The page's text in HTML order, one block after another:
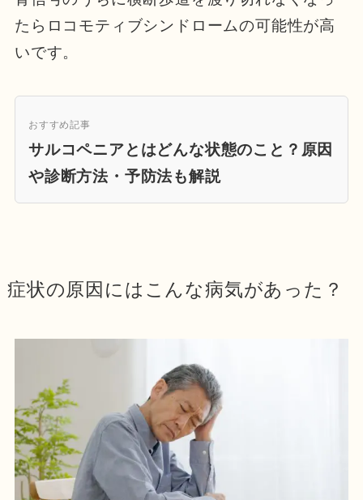
たらロコモティブシンドロームの可能性が高
いです。
おすすめ記事
サルコペニアとはどんな状態のこと？原因
や診断方法・予防法も解説
症状の原因にはこんな病気があった？